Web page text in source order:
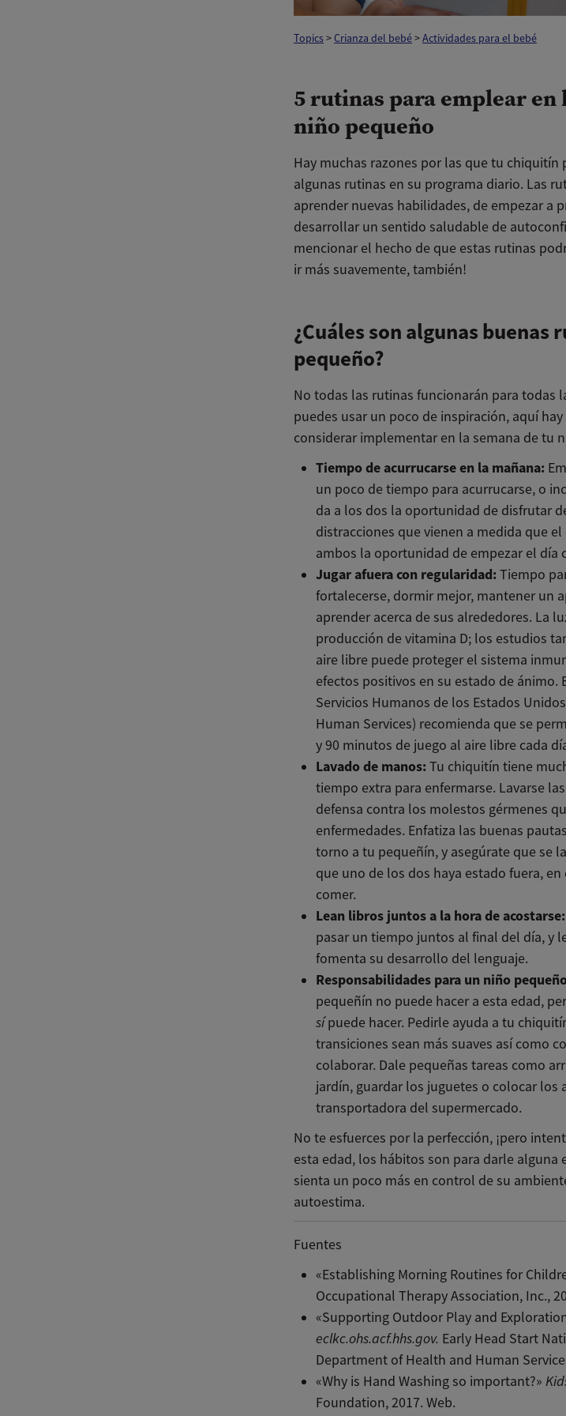
Topics>Crianza del bebé>Actividades para el bebé
5 rutinas para emplear en
niño pequeño
Hay muchas razones por las que tu chiquitín
algunas rutinas en su programa diario. Las
aprender nuevas habilidades, de empezar a
desarrollar un sentido saludable de
mencionar el hecho de que estas rutinas
ir más suavemente, también!
¿Cuáles son algunas buenas
pequeño?
No todas las rutinas funcionarán para todas
puedes usar un poco de inspiración, aquí
considerar implementar en la semana de tu
Tiempo de acurrucarse en la mañana:
un poco de tiempo para acurrucarse, o
da a los dos la oportunidad de disfrutar
distracciones que vienen a medida que el
ambos la oportunidad de empezar el día
Jugar afuera con regularidad: Tiempo
fortalecerse, dormir mejor, mantener un
aprender acerca de sus alrededores. La
producción de vitamina D; los estudios
aire libre puede proteger el sistema
efectos positivos en su estado de ánimo.
Servicios Humanos de los Estados
Human Services) recomienda que se
y 90 minutos de juego al aire libre cada
Lavado de manos: Tu chiquitín tiene
tiempo extra para enfermarse. Lavarse
defensa contra los molestos gérmenes
enfermedades. Enfatiza las buenas
torno a tu pequeñín, y asegúrate que se
que uno de los dos haya estado fuera,
comer.
Lean libros juntos a la hora de acostarse:
pasar un tiempo juntos al final del día, y
fomenta su desarrollo del lenguaje.
Responsabilidades para un niño
pequeñín no puede hacer a esta edad,
sípuede hacer. Pedirle ayuda a tu
transiciones sean más suaves así como
colaborar. Dale pequeñas tareas como
jardín, guardar los juguetes o colocar los
transportadora del supermercado.
No te esfuerces por la perfección, ¡pero
esta edad, los hábitos son para darle alguna
sienta un poco más en control de su
autoestima.
Fuentes
«Establishing Morning Routines for
Occupational Therapy Association, Inc.,
«Supporting Outdoor Play and
eclkc.ohs.acf.hhs.gov. Early Head Start
Department of Health and Human
«Why is Hand Washing so important?»
Foundation, 2017. Web.